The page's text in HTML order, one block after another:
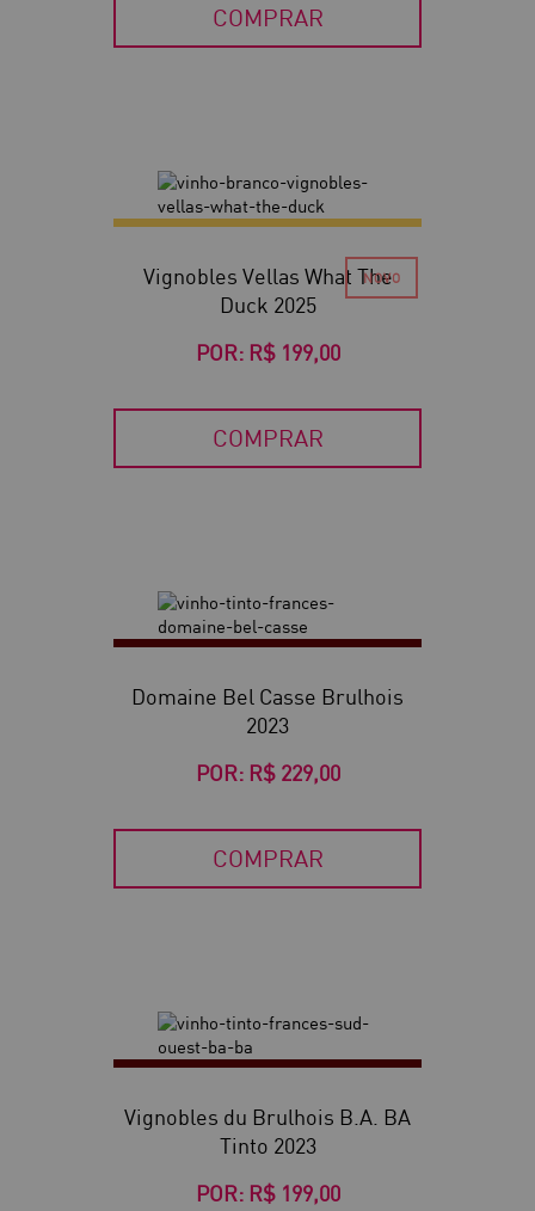
COMPRAR
Vignobles Vellas What The
Duck 2025
POR: R$ 199,00
COMPRAR
Domaine Bel Casse Brulhois
2023
POR: R$ 229,00
COMPRAR
Vignobles du Brulhois B.A. BA
Tinto 2023
POR: R$ 199,00